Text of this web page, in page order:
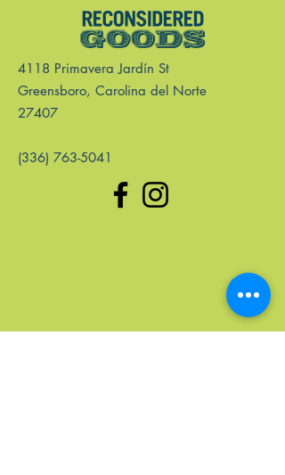
4118 Primavera Jardín St
Greensboro, Carolina del Norte
27407
(336) 763-5041